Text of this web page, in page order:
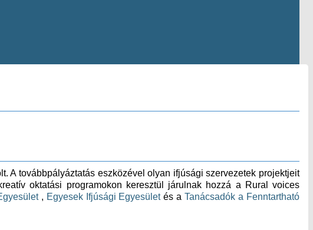
A továbbpályáztatás eszközével olyan ifjúsági szervezetek projektjeit
oktatási programokon keresztül járulnak hozzá a Rural voices
, Egyesek Ifjúsági Egyesületés aTanácsadók a Fenntartható